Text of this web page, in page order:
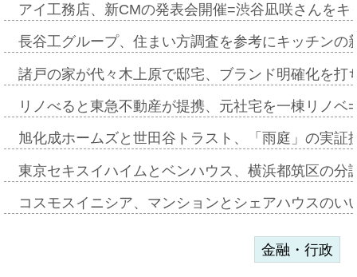
アイ工務店、新CMの発表会開催=渋谷凪咲さんを
長谷工グループ、住まい方調査を参考にキッチン
諸戸の家が代々木上原で邸宅、ブランド明確化を
リノべると東急不動産が提携、元社宅を一棟リノ
旭化成ホームズと世田谷トラスト、「雨庭」の実
東京セキスイハイムとベンハウス、横浜都筑区の
コスモスイニシア、マンションとシェアハウスの
金融・行政